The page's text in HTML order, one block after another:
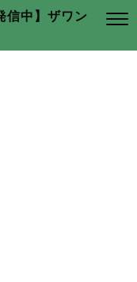
信中】ザワン